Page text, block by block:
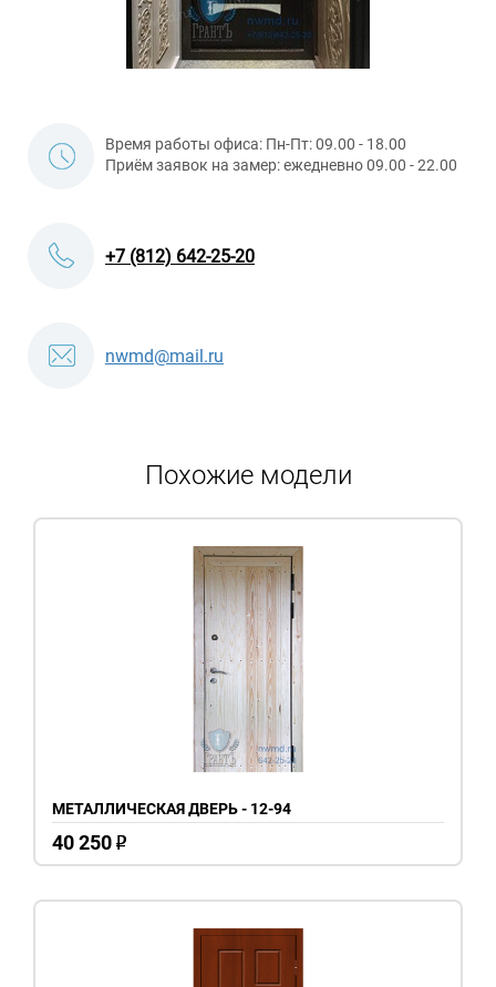
Время работы офиса: Пн-Пт: 09.00 - 18.00
Приём заявок на замер: ежедневно 09.00 - 22.00
+7 (812) 642-25-20
nwmd@mail.ru
Похожие модели
МЕТАЛЛИЧЕСКАЯ ДВЕРЬ - 12-94
40 250 o